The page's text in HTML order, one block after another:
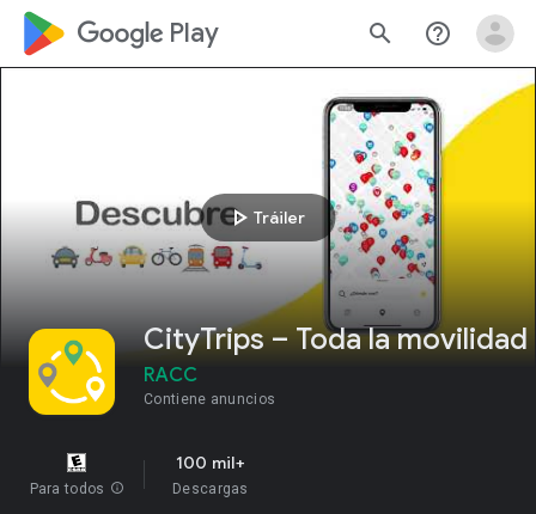
google_logo Play search help_outline
play_arrow Tráiler
CityTrips – Toda la movilidad
RACC
Contiene anuncios
Para todos info
100 mil+
Descargas